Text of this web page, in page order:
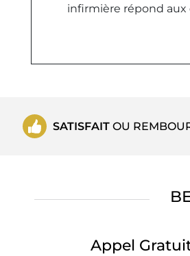
infirmière répond
SATISFAIT OU
Appel